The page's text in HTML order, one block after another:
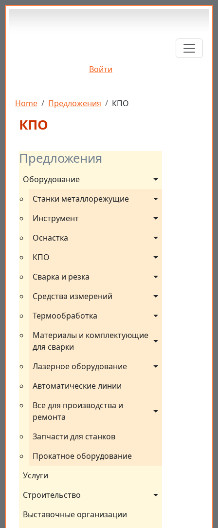
Перейти к основному содержанию
Войти
Строка навигации
Home Предложения КПО
Предложения
Оборудование
Станки металлорежущие
Инструмент
Оснастка
КПО
Сварка и резка
Средства измерений
Термообработка
Материалы и комплектующие
для сварки
Лазерное оборудование
Автоматические линии
Все для производства и
ремонта
Запчасти для станков
Прокатное оборудование
Услуги
Строительство
Выставочные организации
КПО